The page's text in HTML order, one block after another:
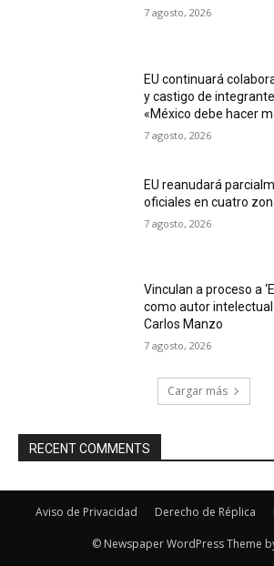
7 agosto, 2026
EU continuará
y castigo de
«México debe hacer
7 agosto, 2026
EU reanudará
oficiales en cuatro
7 agosto, 2026
Vinculan a proceso a
como autor
Carlos Manzo
7 agosto, 2026
Cargar más
RECENT COMMENTS
Aviso de Privacidad Derecho de Réplica
© Newspaper WordPress Theme